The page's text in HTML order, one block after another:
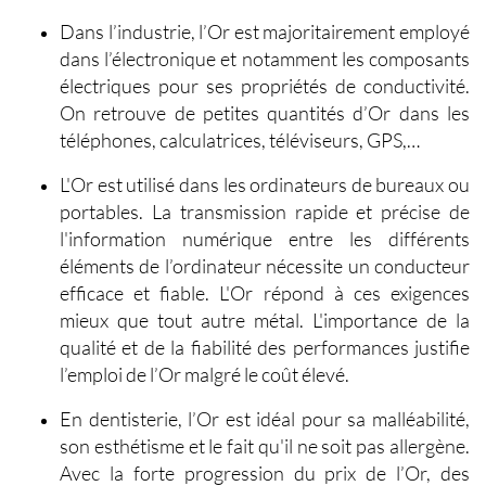
Dans l’industrie, l’Or est majoritairement employé
dans l’électroniqueet notamment les composants
électriques pour ses propriétés de conductivité.
On retrouve de petites quantités d’Or dans les
téléphones, calculatrices, téléviseurs, GPS,…
L'Or est utilisé dans lesordinateurs de bureaux ou
portables. La transmission rapide et précise de
l'information numérique entre les différents
éléments de l’ordinateur nécessite un conducteur
efficace et fiable. L'Or répond à ces exigences
mieux que tout autre métal. L'importance de la
qualité et de la fiabilité des performances justifie
l’emploi de l’Or malgré le coût élevé.
En dentisterie, l’Or est idéal pour sa malléabilité,
son esthétisme et le fait qu'il ne soit pas allergène.
Avec la forte progression du prix de l’Or, des